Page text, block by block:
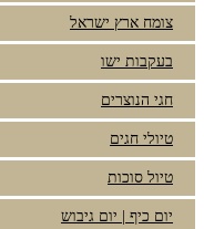
צומח ארץ ישראל
בעקבות ישו
חגי הנוצרים
טיולי חגים
טיול סוכות
יום כיף | יום גיבוש